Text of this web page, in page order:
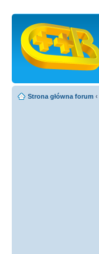
Strona główna forum ‹